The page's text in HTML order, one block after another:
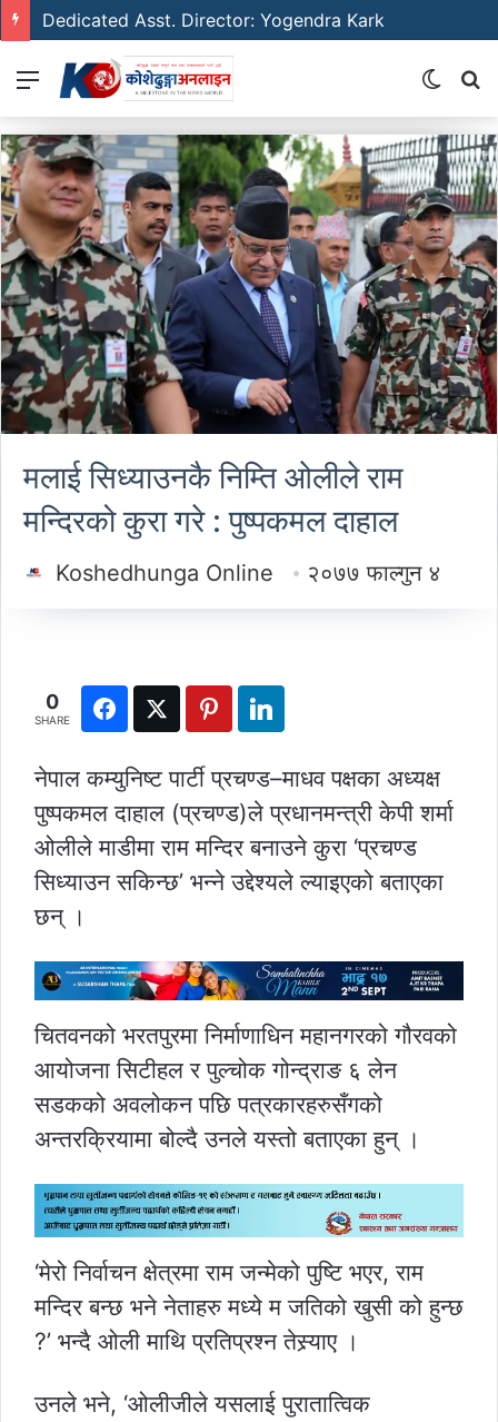
Dedicated Asst. Director: Yogendra Kark
Menu
Switch
मलाई सिध्याउनकै निम्ति ओलीले राम
मन्दिरको कुरा गरे : पुष्पकमल दाहाल
Koshedhunga Online २०७७ फाल्गुन ४
0
SHARE
नेपाल कम्युनिष्ट पार्टी प्रचण्ड–माधव पक्षका अध्यक्ष
पुष्पकमल दाहाल (प्रचण्ड)ले प्रधानमन्त्री केपी शर्मा
ओलीले माडीमा राम मन्दिर बनाउने कुरा ‘प्रचण्ड
सिध्याउन सकिन्छ’ भन्ने उद्देश्यले ल्याइएको बताएका
छन् ।
चितवनको भरतपुरमा निर्माणाधिन महानगरको गौरवको
आयोजना सिटीहल र पुल्चोक गोन्द्राङ ६ लेन
सडकको अवलोकन पछि पत्रकारहरुसँगको
अन्तरक्रियामा बोल्दै उनले यस्तो बताएका हुन् ।
‘मेरो निर्वाचन क्षेत्रमा राम जन्मेको पुष्टि भएर, राम
मन्दिर बन्छ भने नेताहरु मध्ये म जतिको खुसी को हुन्छ
?’ भन्दै ओली माथि प्रतिप्रश्न तेस्र्याए ।
उनले भने, ‘ओलीजीले यसलाई पुरातात्विक